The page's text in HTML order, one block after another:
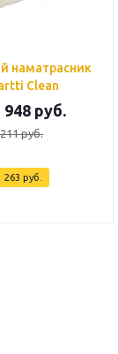
наматрасник
Clean
948 руб.
руб.
263 руб.